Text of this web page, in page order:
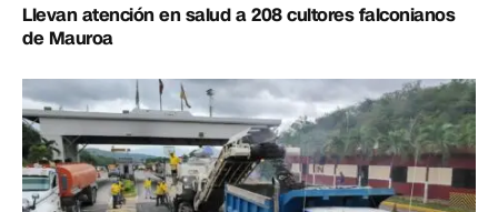
Llevan atención en salud a 208 cultores falconianos
de Mauroa